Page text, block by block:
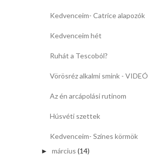
Kedvenceim- Catrice alapozók
Kedvenceim hét
Ruhát a Tescoból?
Vörösréz alkalmi smink - VIDEÓ
Az én arcápolási rutinom
Húsvéti szettek
Kedvenceim- Színes körmök
► március (14)